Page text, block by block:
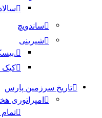
ساندویچ
شیرینی
کیک
تاریخ سرزمین پارس
امپراتوری